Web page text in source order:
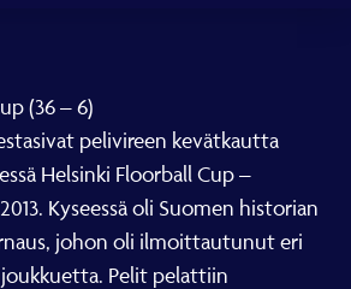
(36 – 6)
pelivireen kevätkautta
Helsinki Floorball Cup –
Kyseessä oli Suomen historian
johon oli ilmoittautunut eri
Pelit pelattiin